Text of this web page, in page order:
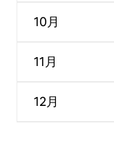
10月
11月
12月